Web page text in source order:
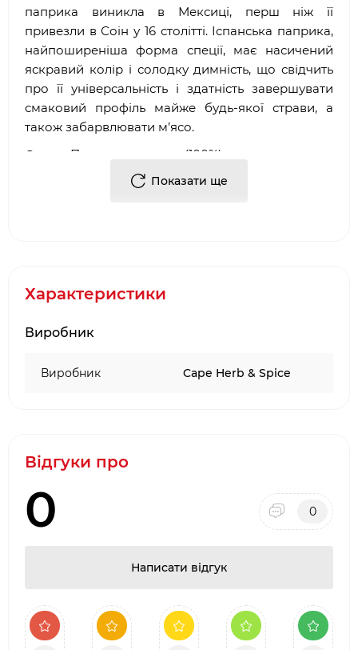
паприка виникла в Мексиці, перш ніж її
привезли в Соін у 16 ​​столітті. Іспанська паприка,
найпоширеніша форма спеції, має насичений
яскравий колір і солодку димність, що свідчить
про її універсальність і здатність завершувати
смаковий профіль майже будь-якої страви, а
також забарвлювати м’ясо.
Склад:
Паприка копчена (100%)
Харчова та енергетична цінність (в 100гр):
Показати ще
Характеристики
Виробник
Виробник Cape Herb & Spice
Відгуки про
0 0
Написати відгук